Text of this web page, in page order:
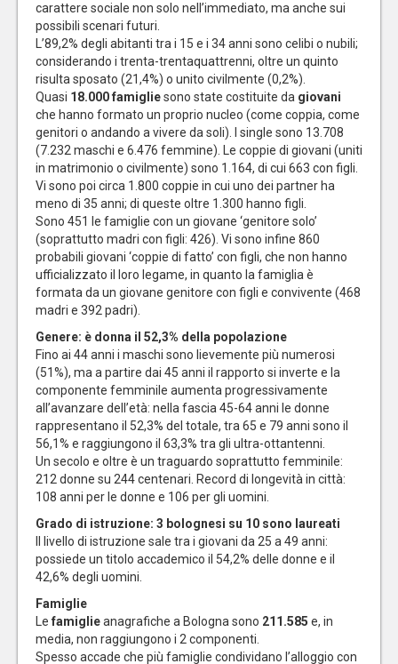
carattere sociale non solo nell’immediato, ma anche sui
possibili scenari futuri.
L’89,2% degli abitanti tra i 15 e i 34 anni sono celibi o nubili;
considerando i trenta-trentaquattrenni, oltre un quinto
risulta sposato (21,4%) o unito civilmente (0,2%).
Quasi 18.000 famigliesono state costituite da giovani
che hanno formato un proprio nucleo (come coppia, come
genitori o andando a vivere da soli). I single sono 13.708
(7.232 maschi e 6.476 femmine). Le coppie di giovani (uniti
in matrimonio o civilmente) sono 1.164, di cui 663 con figli.
Vi sono poi circa 1.800 coppie in cui uno dei partner ha
meno di 35 anni; di queste oltre 1.300 hanno figli.
Sono 451 le famiglie con un giovane ‘genitore solo’
(soprattutto madri con figli: 426). Vi sono infine 860
probabili giovani ‘coppie di fatto’ con figli, che non hanno
ufficializzato il loro legame, in quanto la famiglia è
formata da un giovane genitore con figli e convivente (468
madri e 392 padri).
Genere: è donna il 52,3% della popolazione
Fino ai 44 anni i maschi sono lievemente più numerosi
(51%), ma a partire dai 45 anni il rapporto si inverte e la
componente femminile aumenta progressivamente
all’avanzare dell’età: nella fascia 45-64 anni le donne
rappresentano il 52,3% del totale, tra 65 e 79 anni sono il
56,1% e raggiungono il 63,3% tra gli ultra-ottantenni.
Un secolo e oltre è un traguardo soprattutto femminile:
212 donne su 244 centenari. Record di longevità in città:
108 anni per le donne e 106 per gli uomini.
Grado di istruzione: 3 bolognesi su 10 sono laureati
Il livello di istruzione sale tra i giovani da 25 a 49 anni:
possiede un titolo accademico il 54,2% delle donne e il
42,6% degli uomini.
Famiglie
Le famiglieanagrafiche a Bologna sono 211.585 e, in
media, non raggiungono i 2 componenti.
Spesso accade che più famiglie condividano l’alloggio con